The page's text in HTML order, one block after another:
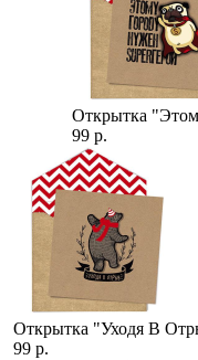
Открытка
99 р.
Открытка "Уходя В
99 р.